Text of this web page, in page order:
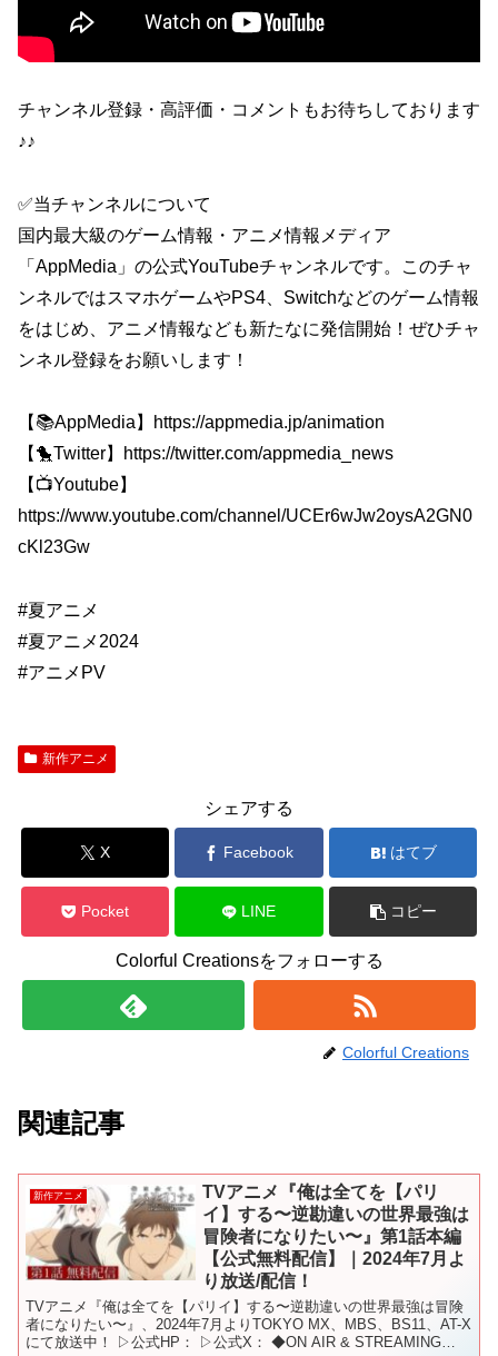
チャンネル登録・高評価・コメントもお待ちしております
♪♪
✅当チャンネルについて
国内最大級のゲーム情報・アニメ情報メディア
「AppMedia」の公式YouTubeチャンネルです。このチャ
ンネルではスマホゲームやPS4、Switchなどのゲーム情報
をはじめ、アニメ情報なども新たなに発信開始！ぜひチャ
ンネル登録をお願いします！
【📚AppMedia】https://appmedia.jp/animation
【🐤Twitter】https://twitter.com/appmedia_news
【📺Youtube】
https://www.youtube.com/channel/UCEr6wJw2oysA2GN0
cKl23Gw
#夏アニメ
#夏アニメ2024
#アニメPV
新作アニメ
シェアする
X Facebook はてブ
Pocket LINE コピー
Colorful Creationsをフォローする
Colorful Creations
関連記事
新作アニメ
TVアニメ『俺は全てを【パリ
イ】する〜逆勘違いの世界最強は
冒険者になりたい〜』第1話本編
【公式無料配信】｜2024年7月よ
り放送/配信！
TVアニメ『俺は全てを【パリイ】する〜逆勘違いの世界最強は冒険
者になりたい〜』、2024年7月よりTOKYO MX、MBS、BS11、AT-X
にて放送中！ ▷公式HP： ▷公式X： ◆ON AIR & STREAMING